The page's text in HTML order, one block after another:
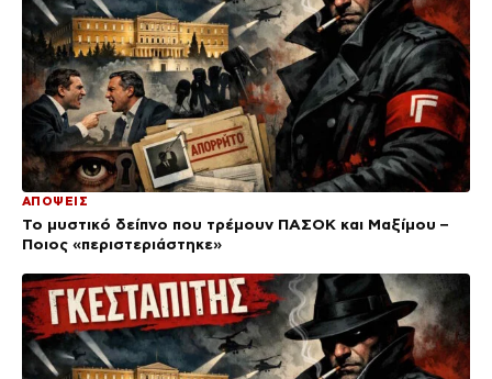
ΑΠΟΨΕΙΣ
Το μυστικό δείπνο που τρέμουν ΠΑΣΟΚ και Μαξίμου –
Ποιος «περιστεριάστηκε»